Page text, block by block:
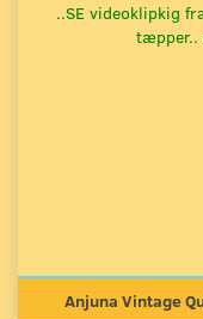
..SE videoklipkig
tæpper..
Anjuna Vintage